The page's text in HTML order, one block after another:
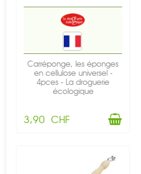
Carréponge, les éponges
en cellulose universel -
4pces - La droguerie
écologique
3,90 CHF